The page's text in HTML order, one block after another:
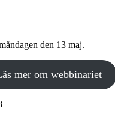
den 13 maj.
mer om webbinariet